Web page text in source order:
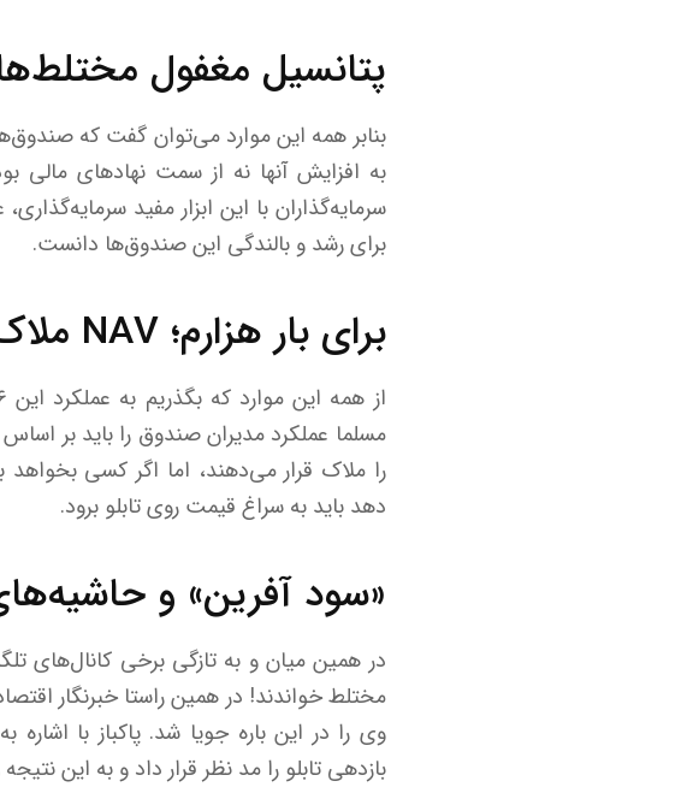
پتانسیل مغفول
بنابر همه این موارد می‌توان گفت که
به افزایش آنها نه از سمت نهاد‌های مالی
سرمایه‌گذاران با این ابزار مفید
برای رشد و بالندگی این صندوق‌ها دانست.
برای بار هزارم؛ NAV ملاک است نه تابلو
را ملاک قرار می‌دهند، اما اگر کسی بخواهد
دهد باید به سراغ قیمت روی تابلو برود.
«سود آفرین» و
در همین میان و به تازگی برخی کانال‌های
مختلط خواندند! در همین راستا خبرنگار
وی را در این باره جویا شد. پاکباز با
بازدهی تابلو را مد نظر قرار داد و به این